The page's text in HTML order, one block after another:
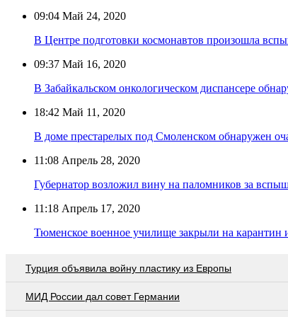
09:04 Май 24, 2020
В Центре подготовки космонавтов произошла
09:37 Май 16, 2020
В Забайкальском онкологическом диспансере
18:42 Май 11, 2020
В доме престарелых под Смоленском обнаружен
11:08 Апрель 28, 2020
Губернатор возложил вину на паломников за
11:18 Апрель 17, 2020
Тюменское военное училище закрыли на карантин
Турция объявила войну пластику из Европы
МИД России дал совет Германии